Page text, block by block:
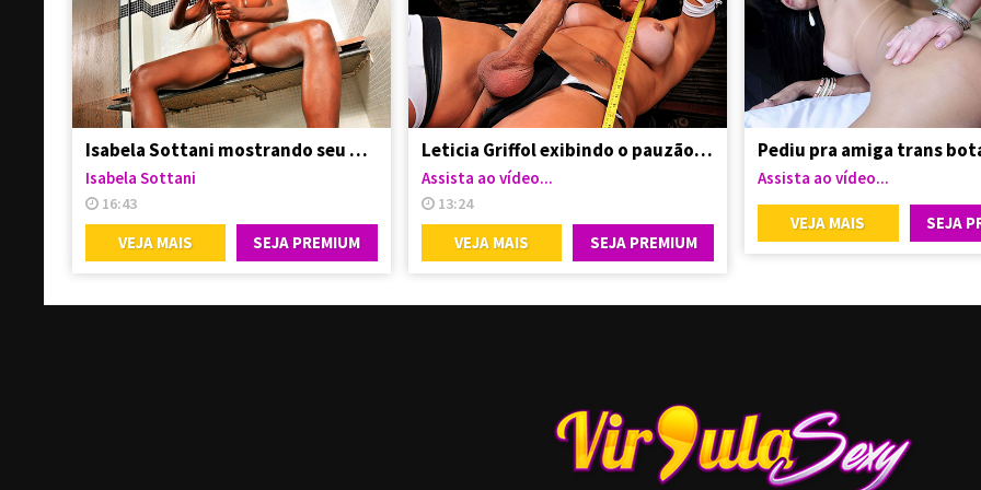
Isabela Sottani mostrando seu pauzão enorme
Isabela Sottani
16:43
VEJA MAIS SEJA PREMIUM
Leticia Griffol exibindo o pauzão lindo
Assista ao vídeo...
13:24
VEJA MAIS SEJA PREMIUM
Assista ao vídeo...
VEJA MAIS SEJA